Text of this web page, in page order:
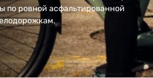
по ровной асфальтированной